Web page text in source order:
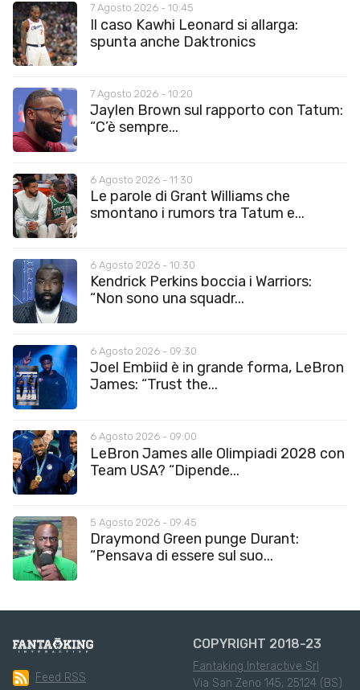
7 Agosto 2026 - 10:45
Il caso Kawhi Leonard si allarga:
spunta anche Daktronics
7 Agosto 2026 - 10:20
Jaylen Brown sul rapporto con Tatum:
“C’è sempre...
6 Agosto 2026 - 11:30
Le parole di Grant Williams che
smontano i rumors tra Tatum e...
6 Agosto 2026 - 10:30
Kendrick Perkins boccia i Warriors:
“Non sono una squadr...
6 Agosto 2026 - 09:30
Joel Embiid è in grande forma, LeBron
James: “Trust the...
6 Agosto 2026 - 09:00
LeBron James alle Olimpiadi 2028 con
Team USA? “Dipende...
5 Agosto 2026 - 09:45
Draymond Green punge Durant:
“Pensava di essere sul suo...
Feed RSS
COPYRIGHT 2018-23
Fantaking Interactive Srl
Via San Zeno 145, 25124 (BS)